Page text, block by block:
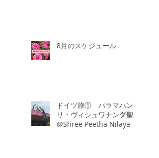
8月のスケジュール
ドイツ旅① パラマハン
サ・ヴィシュワナンダ聖者
@Shree Peetha Nilaya